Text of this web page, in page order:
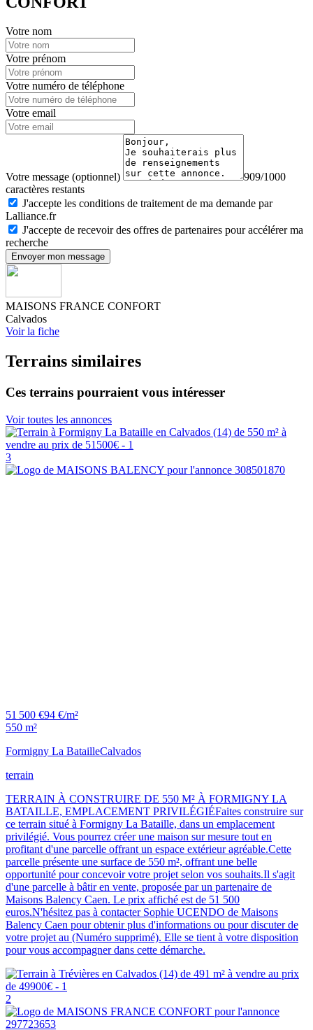
Votre nom
Votre prénom
Votre numéro de téléphone
Votre email
Votre message (optionnel)
909/1000
caractères restants
J'accepte les conditions de traitement de ma demande par
Lalliance.fr
J'accepte de recevoir des offres de partenaires pour accélérer ma
recherche
Envoyer mon message
MAISONS FRANCE CONFORT
Calvados
Voir la fiche
Terrains similaires
Ces terrains pourraient vous intéresser
Voir toutes les annonces
3
51 500 €94 €/m²
550 m²
Formigny La BatailleCalvados
terrain
TERRAIN À CONSTRUIRE DE 550 M² À FORMIGNY LA
BATAILLE, EMPLACEMENT PRIVILÉGIÉFaites construire sur
ce terrain situé à Formigny La Bataille, dans un emplacement
privilégié. Vous pourrez créer une maison sur mesure tout en
profitant d'une parcelle offrant un espace extérieur agréable.Cette
parcelle présente une surface de 550 m², offrant une belle
opportunité pour concevoir votre projet selon vos souhaits.Il s'agit
d'une parcelle à bâtir en vente, proposée par un partenaire de
Maisons Balency Caen. Le prix affiché est de 51 500
euros.N'hésitez pas à contacter Sophie UCENDO de Maisons
Balency Caen pour obtenir plus d'informations ou pour discuter de
votre projet au (Numéro supprimé). Elle se tient à votre disposition
pour vous accompagner dans cette démarche.
2